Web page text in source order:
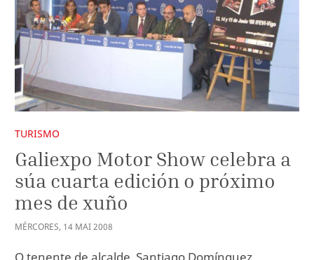
TURISMO
Galiexpo Motor Show celebra a
súa cuarta edición o próximo
mes de xuño
MÉRCORES, 14 MAI2008
O tenente de alcalde, Santiago Domínguez ,